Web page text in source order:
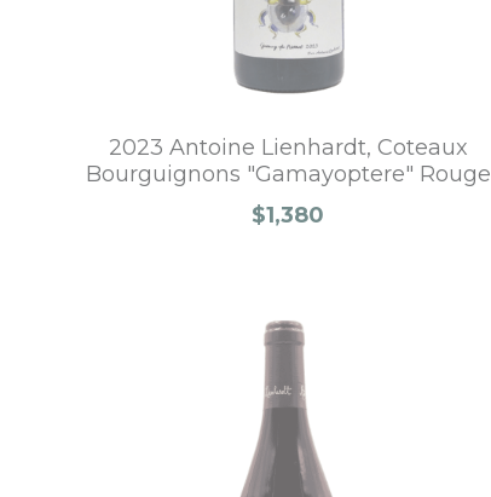
2023 Antoine Lienhardt, Coteaux
Bourguignons "Gamayoptere" Rouge
$1,380